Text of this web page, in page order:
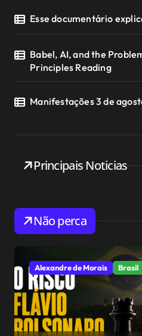
Esse documentário
Babel, AI, and the
Principles Reading
Manifestações 3 de
Principais Noticias
Não perca
Alexandre de Morais Brasil